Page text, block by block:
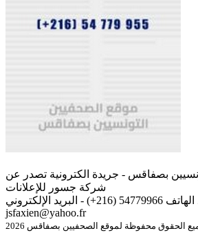
بصفاقس - جريدة الكترونية تصدر عن
شركة جسور للإعلانات
للإتصال أو نشر الردود الهاتف 54779966 (216+) - البريد الإلكتروني
jsfaxien@yahoo.fr
الحقوق محفوظة لموقع الصحفيين بصفاقس 2026